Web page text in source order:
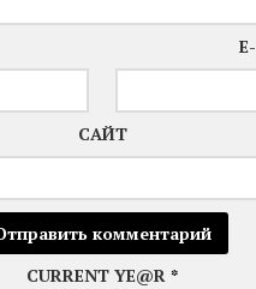
САЙТ
CURRENT YE@R *